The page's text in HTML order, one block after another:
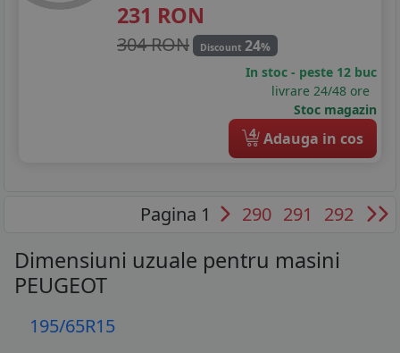
231 RON
304 RON Discount 24%
In stoc - peste 12 buc
livrare 24/48 ore
Stoc magazin
4 Adauga in cos
Pagina 1 290 291 292
Dimensiuni uzuale pentru masini
PEUGEOT
195/65R15